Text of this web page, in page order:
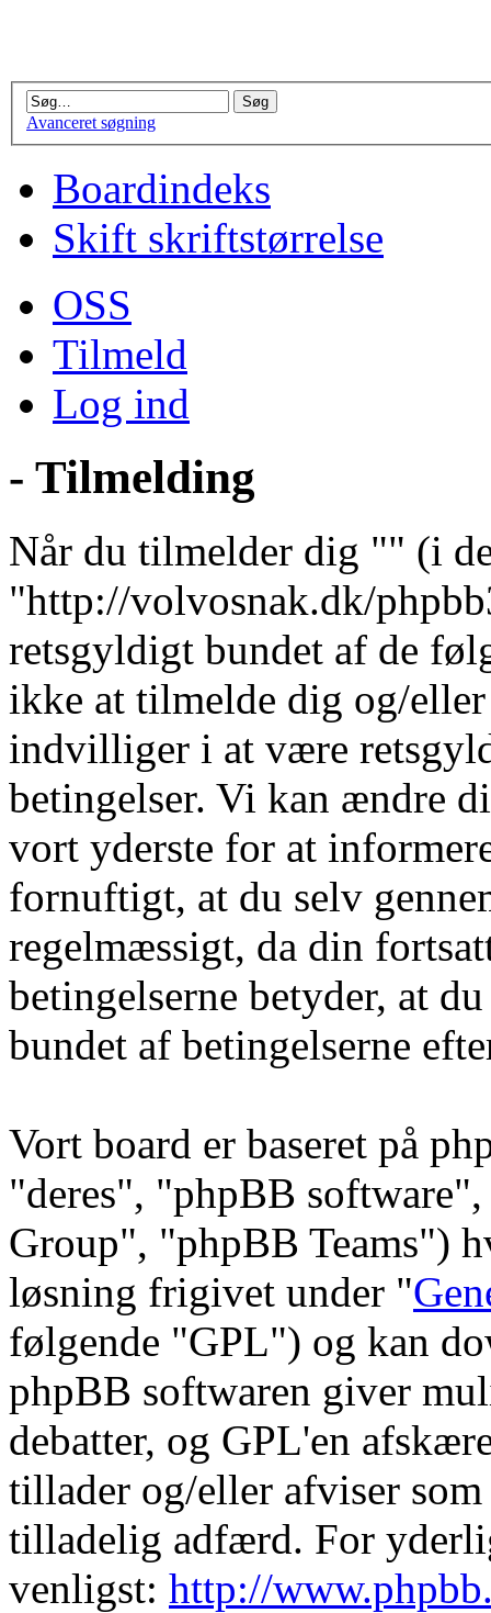
Avanceret søgning
Boardindeks
Skift skriftstørrelse
OSS
Tilmeld
Log ind
- Tilmelding
Når du tilmelder dig "" (i
"http://volvosnak.dk/
retsgyldigt bundet af de
ikke at tilmelde dig og/
indvilliger i at være
betingelser. Vi kan ændre
vort yderste for at
fornuftigt, at du selv
regelmæssigt, da din
betingelserne betyder, at
bundet af betingelserne
Vort board er baseret på
"deres", "phpBB
Group", "phpBB Teams")
løsning frigivet under "
følgende "GPL") og kan
phpBB softwaren giver
debatter, og GPL'en
tillader og/eller afviser
tilladelig adfærd. For
venligst: http://